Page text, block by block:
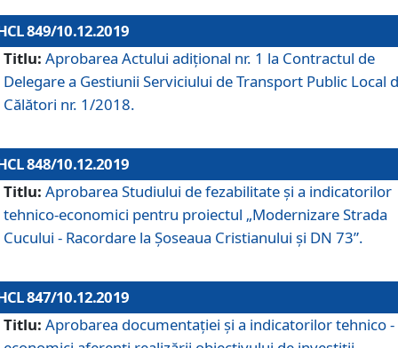
849/10.12.2019
Titlu: Aprobarea Actului adiţional nr. 1 la Contractul de
Delegare a Gestiunii Serviciului de Transport Public Local
Călători nr. 1/2018.
848/10.12.2019
Titlu: Aprobarea Studiului de fezabilitate şi a indicatorilor
tehnico-economici pentru proiectul „Modernizare Strada
Cucului - Racordare la Șoseaua Cristianului și DN 73”.
847/10.12.2019
Titlu: Aprobarea documentației și a indicatorilor tehnico -